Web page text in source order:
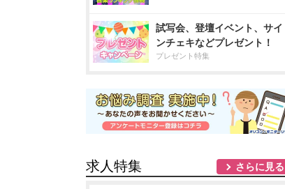
試写会、登壇イベント、サイ
ンチェキなどプレゼント！
プレゼント特集
求人特集 さらに見る